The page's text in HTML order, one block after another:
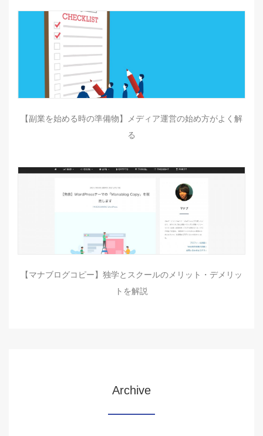
【副業を始める時の準備物】メディア運営の始め方がよく解
る
【マナブログコピー】独学とスクールのメリット・デメリッ
トを解説
Archive